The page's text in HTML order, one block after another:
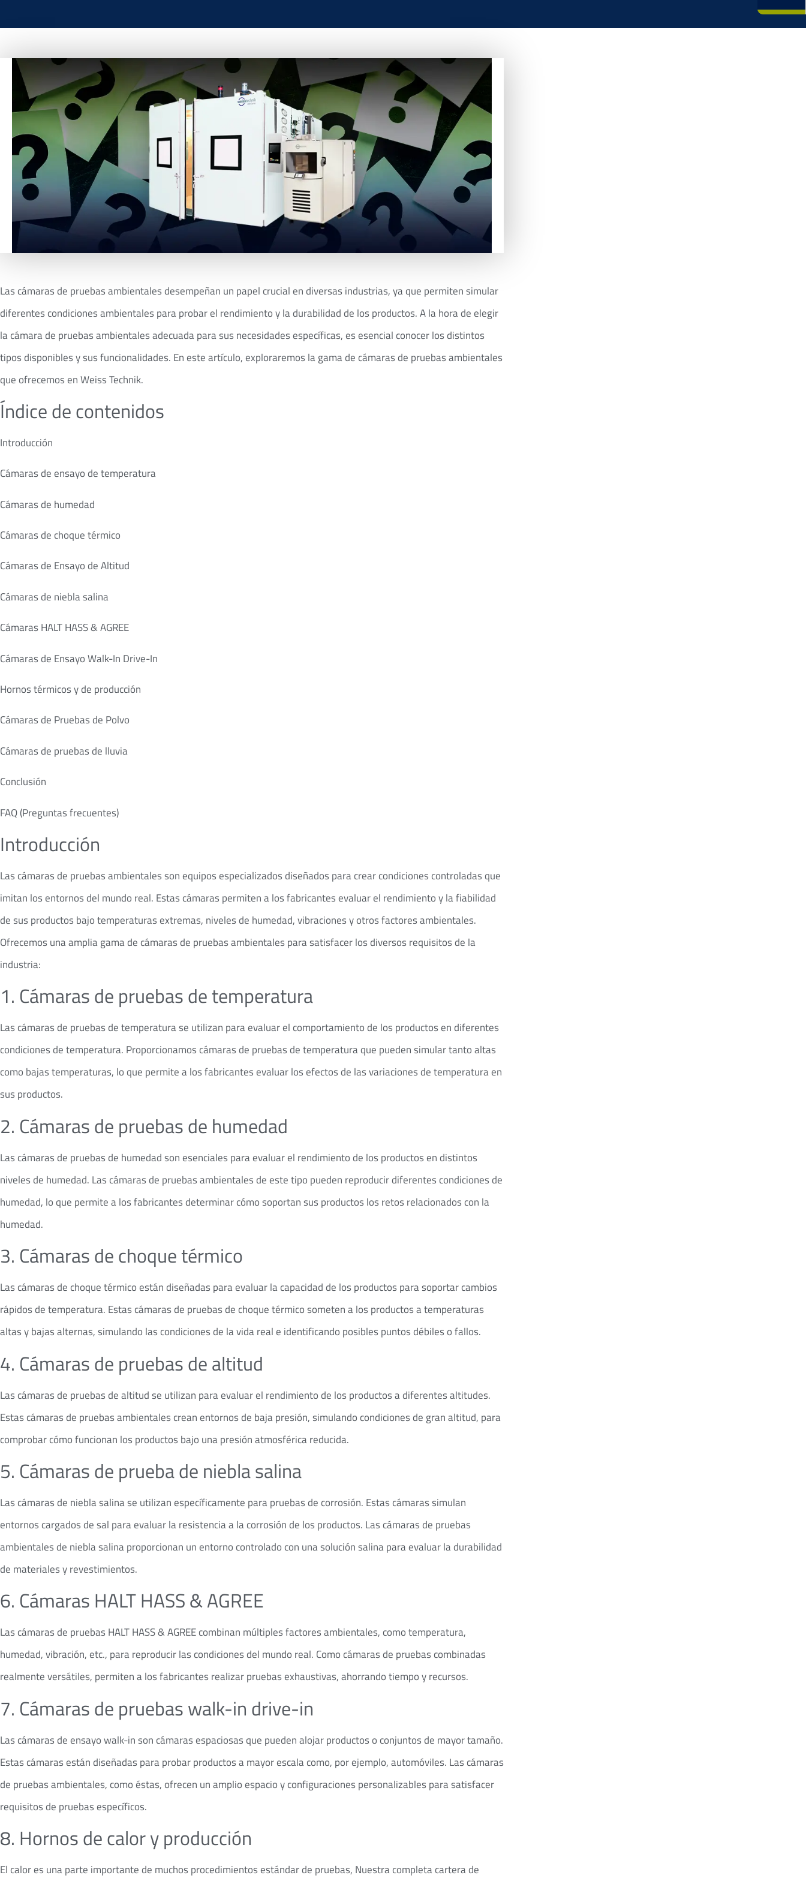
Las cámaras de pruebas ambientales desempeñan un papel crucial en diversas industrias, ya que permiten simular
diferentes condiciones ambientales para probar el rendimiento y la durabilidad de los productos. A la hora de elegir
la cámara de pruebas ambientales adecuada para sus necesidades específicas, es esencial conocer los distintos
tipos disponibles y sus funcionalidades. En este artículo, exploraremos la gama de cámaras de pruebas ambientales
que ofrecemos en Weiss Technik.
Índice de contenidos
Introducción
Cámaras de ensayo de temperatura
Cámaras de humedad
Cámaras de choque térmico
Cámaras de Ensayo de Altitud
Cámaras de niebla salina
Cámaras HALT HASS & AGREE
Cámaras de Ensayo Walk-In Drive-In
Hornos térmicos y de producción
Cámaras de Pruebas de Polvo
Cámaras de pruebas de lluvia
Conclusión
FAQ (Preguntas frecuentes)
Introducción
Las cámaras de pruebas ambientales son equipos especializados diseñados para crear condiciones controladas que
imitan los entornos del mundo real. Estas cámaras permiten a los fabricantes evaluar el rendimiento y la fiabilidad
de sus productos bajo temperaturas extremas, niveles de humedad, vibraciones y otros factores ambientales.
Ofrecemos una amplia gama de cámaras de pruebas ambientales para satisfacer los diversos requisitos de la
industria:
1. Cámaras de pruebas de temperatura
Las cámaras de pruebas de temperatura se utilizan para evaluar el comportamiento de los productos en diferentes
condiciones de temperatura. Proporcionamos cámaras de pruebas de temperatura que pueden simular tanto altas
como bajas temperaturas, lo que permite a los fabricantes evaluar los efectos de las variaciones de temperatura en
sus productos.
2. Cámaras de pruebas de humedad
Las cámaras de pruebas de humedad son esenciales para evaluar el rendimiento de los productos en distintos
niveles de humedad. Las cámaras de pruebas ambientales de este tipo pueden reproducir diferentes condiciones de
humedad, lo que permite a los fabricantes determinar cómo soportan sus productos los retos relacionados con la
humedad.
3. Cámaras de choque térmico
Las cámaras de choque térmico están diseñadas para evaluar la capacidad de los productos para soportar cambios
rápidos de temperatura. Estas cámaras de pruebas de choque térmico someten a los productos a temperaturas
altas y bajas alternas, simulando las condiciones de la vida real e identificando posibles puntos débiles o fallos.
4. Cámaras de pruebas de altitud
Las cámaras de pruebas de altitud se utilizan para evaluar el rendimiento de los productos a diferentes altitudes.
Estas cámaras de pruebas ambientales crean entornos de baja presión, simulando condiciones de gran altitud, para
comprobar cómo funcionan los productos bajo una presión atmosférica reducida.
5. Cámaras de prueba de niebla salina
Las cámaras de niebla salina se utilizan específicamente para pruebas de corrosión. Estas cámaras simulan
entornos cargados de sal para evaluar la resistencia a la corrosión de los productos. Las cámaras de pruebas
ambientales de niebla salina proporcionan un entorno controlado con una solución salina para evaluar la durabilidad
de materiales y revestimientos.
6. Cámaras HALT HASS & AGREE
Las cámaras de pruebas HALT HASS & AGREE combinan múltiples factores ambientales, como temperatura,
humedad, vibración, etc., para reproducir las condiciones del mundo real. Como cámaras de pruebas combinadas
realmente versátiles, permiten a los fabricantes realizar pruebas exhaustivas, ahorrando tiempo y recursos.
7. Cámaras de pruebas walk-in drive-in
Las cámaras de ensayo walk-in son cámaras espaciosas que pueden alojar productos o conjuntos de mayor tamaño.
Estas cámaras están diseñadas para probar productos a mayor escala como, por ejemplo, automóviles. Las cámaras
de pruebas ambientales, como éstas, ofrecen un amplio espacio y configuraciones personalizables para satisfacer
requisitos de pruebas específicos.
8. Hornos de calor y producción
El calor es una parte importante de muchos procedimientos estándar de pruebas, Nuestra completa cartera de